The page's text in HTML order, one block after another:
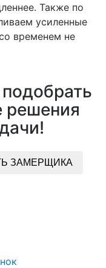
Также по
усиленные
временем не
решения
ЗАМЕРЩИКА